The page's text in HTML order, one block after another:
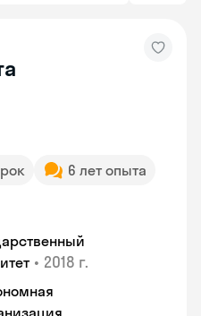
6 лет опыта
• 2018 г.